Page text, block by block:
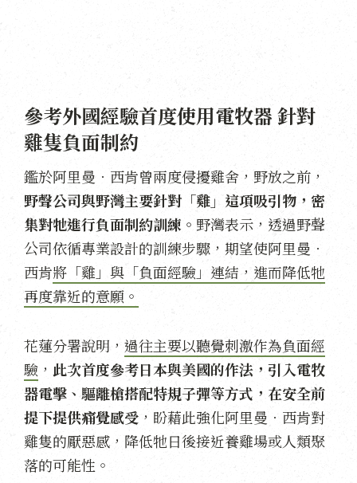
參考外國經驗首度使用電牧器 針對
雞隻負面制約
鑑於阿里曼．西肯曾兩度侵擾雞舍，野放之前，
野聲公司與野灣主要針對「雞」這項吸引物，密
集對牠進行負面制約訓練。 野灣表示，透過野聲
公司依循專業設計的訓練步驟，期望使阿里曼．
西肯將「雞」與「負面經驗」連結，進而降低牠
再度靠近的意願。
花蓮分署說明， 過往主要以聽覺刺激作為負面經
驗 ， 此次首度參考日本與美國的作法，引入電牧
器電擊、驅離槍搭配特規子彈等方式，在安全前
提下提供痛覺感受 ，盼藉此強化阿里曼．西肯對
雞隻的厭惡感，降低牠日後接近養雞場或人類聚
落的可能性。